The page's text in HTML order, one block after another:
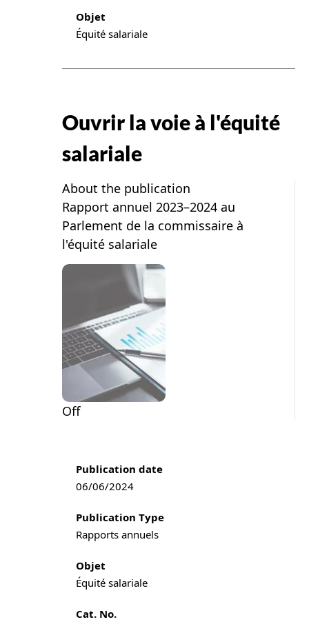
Objet
Équité salariale
Ouvrir la voie à l'équité
salariale
About the publication
Rapport annuel 2023–2024 au
Parlement de la commissaire à
l'équité salariale
Off
Publication information
Publication date
06/06/2024
Publication Type
Rapports annuels
Objet
Équité salariale
Cat. No.